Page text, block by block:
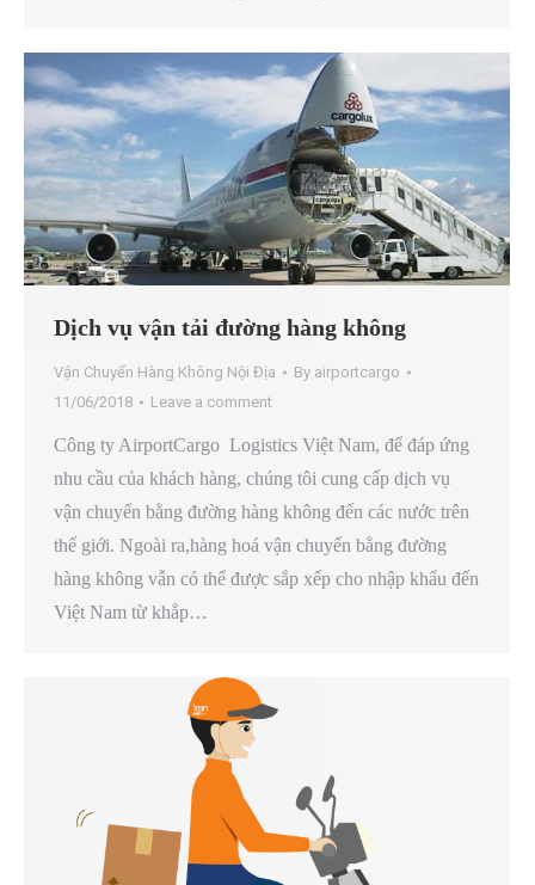
Dịch vụ vận tải đường hàng không
Vận Chuyển Hàng Không Nội Địa By airportcargo
11/06/2018
Leave a comment
Công ty AirportCargo Logistics Việt Nam, để đáp ứng
nhu cầu của khách hàng, chúng tôi cung cấp dịch vụ
vận chuyển bằng đường hàng không đến các nước trên
thế giới. Ngoài ra,hàng hoá vận chuyển bằng đường
hàng không vẫn có thể được sắp xếp cho nhập khẩu đến
Việt Nam từ khắp…